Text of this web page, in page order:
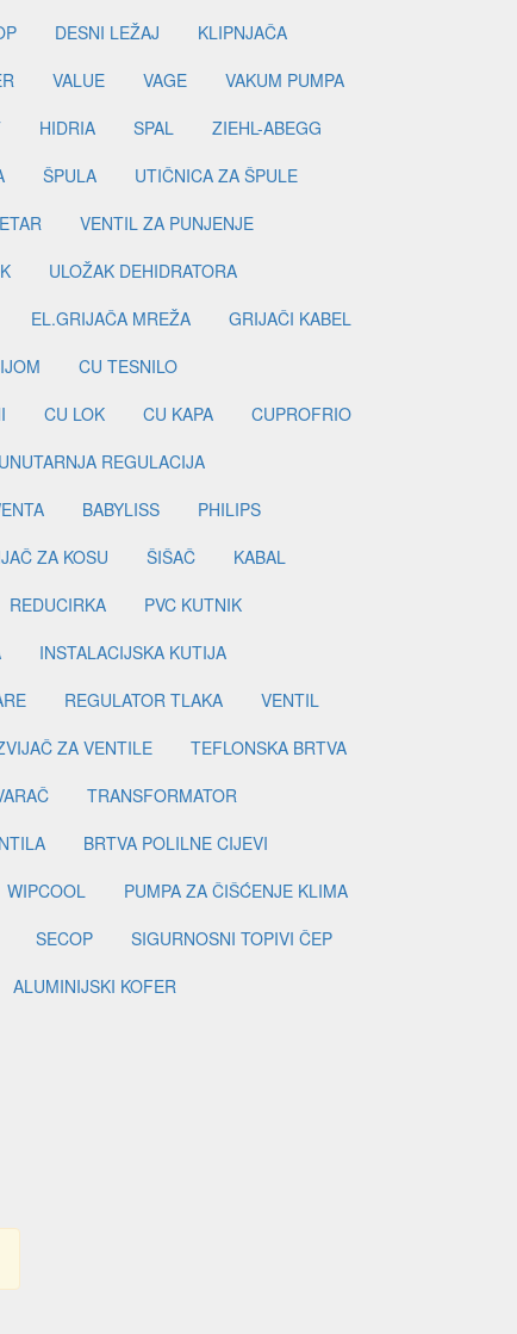
DESNI LEŽAJ
KLIPNJAČA
VALUE VAGE
VAKUM PUMPA
HIDRIA SPAL
ZIEHL-ABEGG
ŠPULA
UTIČNICA ZA ŠPULE
VENTIL ZA PUNJENJE
ULOŽAK DEHIDRATORA
EL.GRIJAČA MREŽA
GRIJAČI KABEL
CU TESNILO
CU LOK CU KAPA
CUPROFRIO
UNUTARNJA REGULACIJA
BABYLISS
PHILIPS
ZA KOSU ŠIŠAČ
KABAL
REDUCIRKA
PVC KUTNIK
INSTALACIJSKA KUTIJA
REGULATOR TLAKA
VENTIL
ZA VENTILE
TEFLONSKA BRTVA
TRANSFORMATOR
BRTVA POLILNE CIJEVI
WIPCOOL
PUMPA ZA ČIŠĆENJE KLIMA
SECOP
SIGURNOSNI TOPIVI ČEP
ALUMINIJSKI KOFER